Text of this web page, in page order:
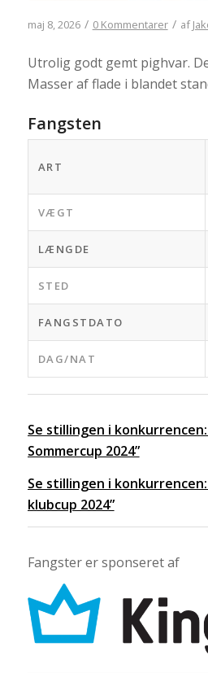
maj 8, 2026 / 0 Kommentarer / af
Utrolig godt gemt pighvar.
Masser af flade i blandet
Fangsten
ART
VÆGT
LÆNGDE
STED
FANGSTDATO
DAG/NAT
Se stillingen i konkurrencen:
Sommercup 2024”
Se stillingen i
klubcup 2024”
Fangster er sponseret af